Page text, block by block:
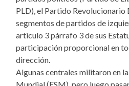
PLD), el Partido Revolucionario
segmentos de partidos de
articulo 3 párrafo 3 de sus
participación proporcional en
dirección.
Algunas centrales militaron en
Mundial (FSM), pero luego